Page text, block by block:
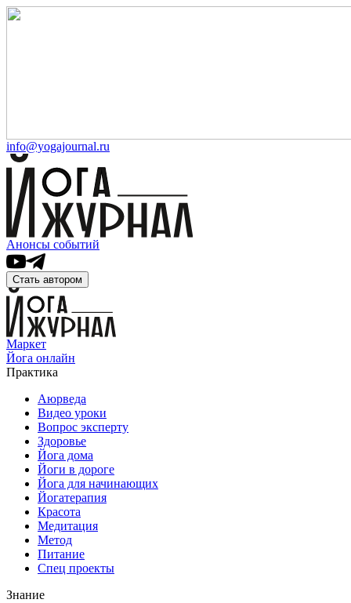
info@yogajournal.ru
Анонсы событий
Стать автором
Маркет
Йога онлайн
Практика
Аюрведа
Видео уроки
Вопрос эксперту
Здоровье
Йога дома
Йоги в дороге
Йога для начинающих
Йогатерапия
Красота
Медитация
Метод
Питание
Спец проекты
Знание